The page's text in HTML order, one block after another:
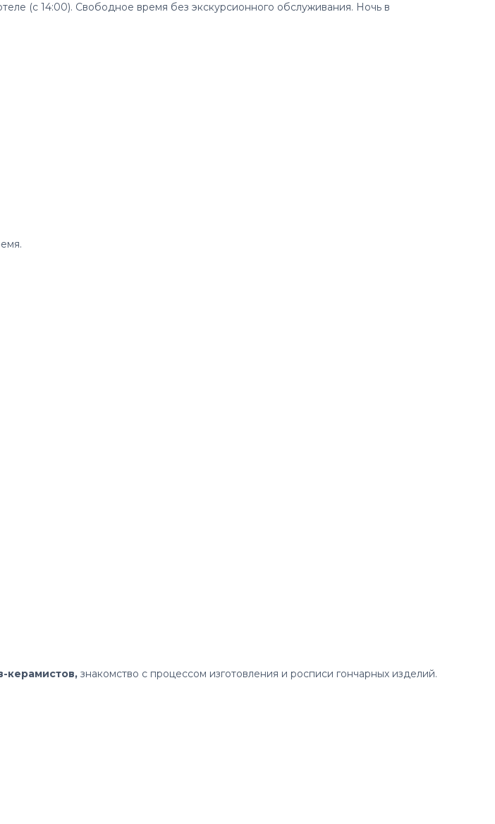
(с 14:00). Свободное время без экскурсионного обслуживания. Ночь в
керамистов, знакомство с процессом изготовления и росписи гончарных изделий.